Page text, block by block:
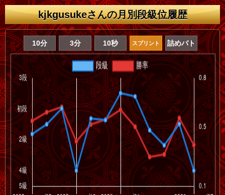
kjkgusukeさんの月別段級位履歴
10分 3分 10秒 スプリント 詰めバト